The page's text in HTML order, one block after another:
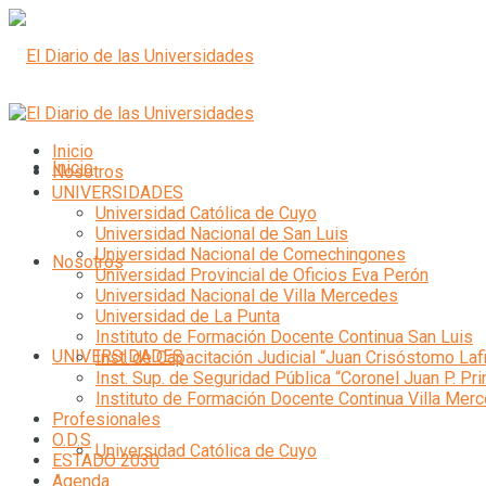
Inicio
Nosotros
UNIVERSIDADES
Universidad Católica de Cuyo
Inicio
Nosotros
UNIVERSIDADES
Universidad Católica de Cuyo
Universidad Nacional de San Luis
Universidad Nacional de Comechingones
Universidad Provincial de Oficios Eva Perón
Universidad Nacional de Villa Mercedes
Universidad de La Punta
Instituto de Formación Docente Continua San Luis
Inst. de Capacitación Judicial “Juan Crisóstomo
Inst. Sup. de Seguridad Pública “Coronel Juan P.
Instituto de Formación Docente Continua Villa
Profesionales
O.D.S
ESTADO 2030
Agenda